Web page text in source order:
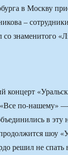
в Москву
–
знаменитого
концерт
по-нашему»
в эту
шоу
решил не